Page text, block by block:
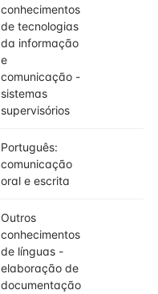
conhecimentos
de tecnologias
da informação
e
comunicação -
sistemas
supervisórios
Português:
comunicação
oral e escrita
Outros
conhecimentos
de línguas -
elaboração de
documentação